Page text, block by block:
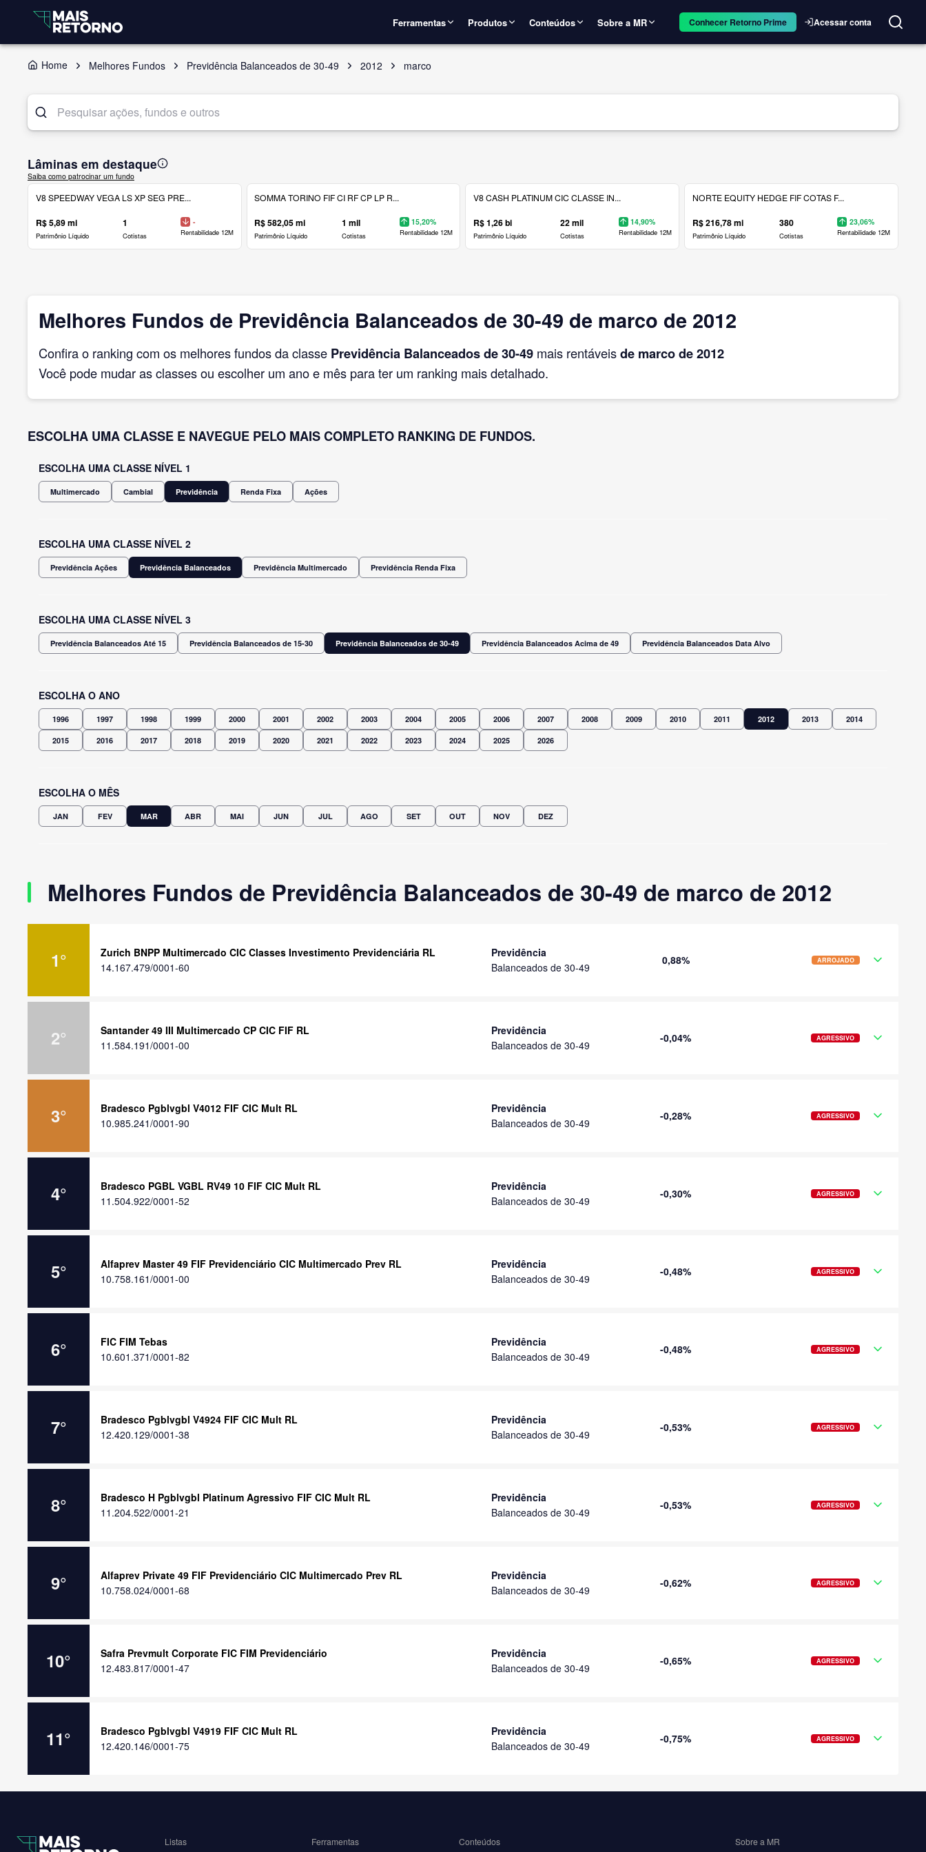
Ferramentas Produtos Conteúdos Sobre a MR Conhecer Retorno Prime Acessar conta
Home Melhores Fundos Previdência Balanceados de 30-49 2012 marco
Lâminas em destaque
Saiba como patrocinar um fundo
V8 SPEEDWAY VEGA LS XP SEG PRE...
R$ 5,89 mi
Patrimônio Líquido
1
Cotistas
-
Rentabilidade 12M
SOMMA TORINO FIF CI RF CP LP R...
R$ 582,05 mi
Patrimônio Líquido
1 mil
Cotistas
15,20%
Rentabilidade 12M
V8 CASH PLATINUM CIC CLASSE IN...
R$ 1,26 bi
Patrimônio Líquido
22 mil
Cotistas
14,90%
Rentabilidade 12M
NORTE EQUITY HEDGE FIF COTAS F...
R$ 216,78 mi
Patrimônio Líquido
380
Cotistas
23,06%
Rentabilidade 12M
Melhores Fundos de Previdência Balanceados de 30-49 de marco de 2012
Confira o ranking com os melhores fundos da classe Previdência Balanceados de 30-49 mais rentáveisde marcode 2012
Você pode mudar as classes ou escolher um ano e mês para ter um ranking mais detalhado.
ESCOLHA UMA CLASSE E NAVEGUE PELO MAIS COMPLETO RANKING DE FUNDOS.
ESCOLHA UMA CLASSE NÍVEL 1
Multimercado Cambial Previdência Renda Fixa Ações
ESCOLHA UMA CLASSE NÍVEL 2
Previdência Ações Previdência Balanceados Previdência Multimercado Previdência Renda Fixa
ESCOLHA UMA CLASSE NÍVEL 3
Previdência Balanceados Até 15 Previdência Balanceados de 15-30 Previdência Balanceados de 30-49 Previdência Balanceados Acima de 49 Previdência Balanceados Data Alvo
ESCOLHA O ANO
1996 1997 1998 1999 2000 2001 2002 2003 2004 2005 2006 2007 2008 2009 2010 2011 2012 2013 2014
2015 2016 2017 2018 2019 2020 2021 2022 2023 2024 2025 2026
ESCOLHA O MÊS
JAN FEV MAR ABR MAI JUN JUL AGO SET OUT NOV DEZ
Melhores Fundos de Previdência Balanceados de 30-49 de marco de 2012
1°
Zurich BNPP Multimercado CIC Classes Investimento Previdenciária RL
14.167.479/0001-60
Previdência
Balanceados de 30-49
0,88% ARROJADO
2°
Santander 49 III Multimercado CP CIC FIF RL
11.584.191/0001-00
Previdência
Balanceados de 30-49
-0,04% AGRESSIVO
3°
Bradesco Pgblvgbl V4012 FIF CIC Mult RL
10.985.241/0001-90
Previdência
Balanceados de 30-49
-0,28% AGRESSIVO
4°
Bradesco PGBL VGBL RV49 10 FIF CIC Mult RL
11.504.922/0001-52
Previdência
Balanceados de 30-49
-0,30% AGRESSIVO
5°
Alfaprev Master 49 FIF Previdenciário CIC Multimercado Prev RL
10.758.161/0001-00
Previdência
Balanceados de 30-49
-0,48% AGRESSIVO
6°
FIC FIM Tebas
10.601.371/0001-82
Previdência
Balanceados de 30-49
-0,48% AGRESSIVO
7°
Bradesco Pgblvgbl V4924 FIF CIC Mult RL
12.420.129/0001-38
Previdência
Balanceados de 30-49
-0,53% AGRESSIVO
8°
Bradesco H Pgblvgbl Platinum Agressivo FIF CIC Mult RL
11.204.522/0001-21
Previdência
Balanceados de 30-49
-0,53% AGRESSIVO
9°
Alfaprev Private 49 FIF Previdenciário CIC Multimercado Prev RL
10.758.024/0001-68
Previdência
Balanceados de 30-49
-0,62% AGRESSIVO
10°
Safra Prevmult Corporate FIC FIM Previdenciário
12.483.817/0001-47
Previdência
Balanceados de 30-49
-0,65% AGRESSIVO
11°
Bradesco Pgblvgbl V4919 FIF CIC Mult RL
12.420.146/0001-75
Previdência
Balanceados de 30-49
-0,75% AGRESSIVO
Listas Ferramentas Conteúdos Sobre a MR